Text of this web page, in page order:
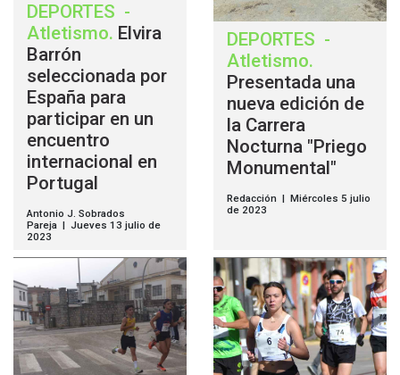
DEPORTES -
Atletismo. Elvira
Barrón
seleccionada por
España para
participar en un
encuentro
internacional en
Portugal
Antonio J. Sobrados
Pareja | Jueves 13 julio de
2023
DEPORTES -
Atletismo.
Presentada una
nueva edición de
la Carrera
Nocturna "Priego
Monumental"
Redacción | Miércoles 5 julio
de 2023